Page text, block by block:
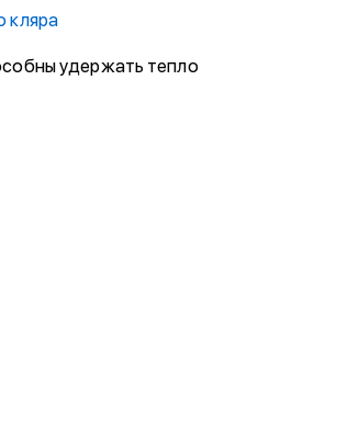
кляра
удержать тепло